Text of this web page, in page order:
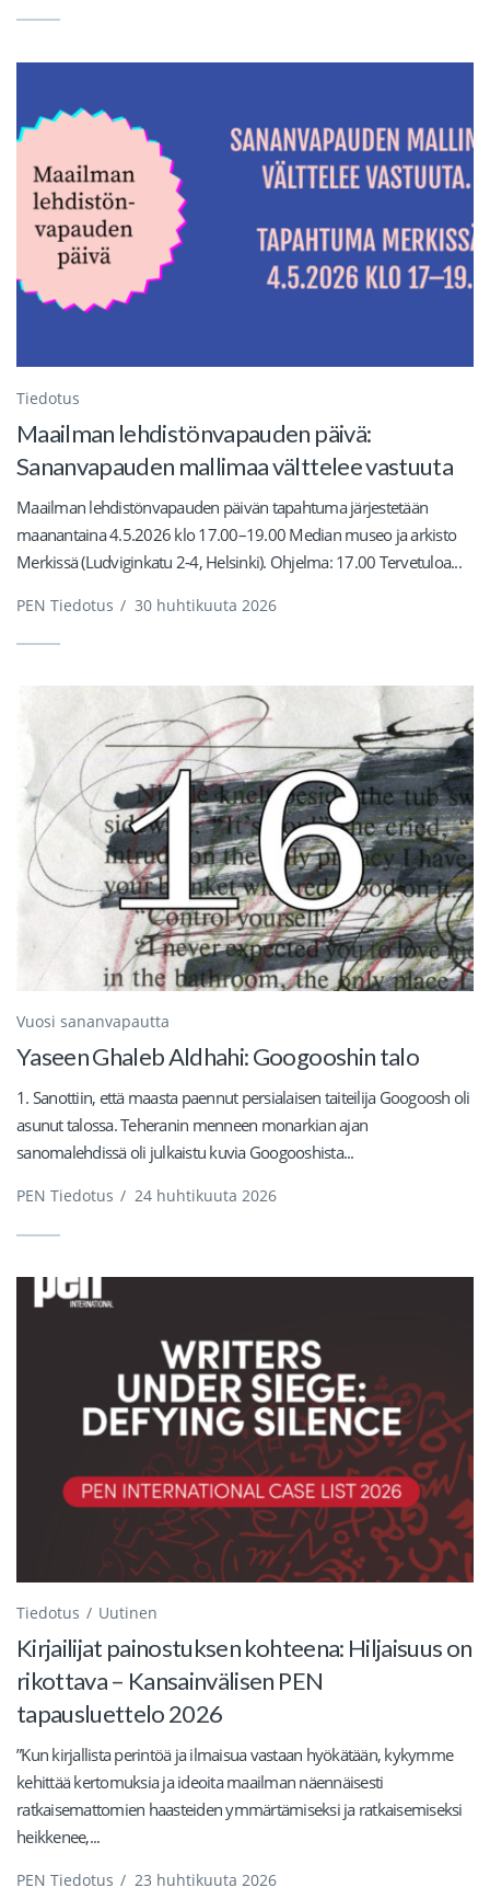
Tiedotus
Maailman lehdistönvapauden päivä:
Sananvapauden mallimaa välttelee vastuuta
Maailman lehdistönvapauden päivän tapahtuma järjestetään
maanantaina 4.5.2026 klo 17.00–19.00 Median museo ja arkisto
Merkissä (Ludviginkatu 2-4, Helsinki). Ohjelma: 17.00 Tervetuloa...
PEN Tiedotus / 30 huhtikuuta 2026
Vuosi sananvapautta
Yaseen Ghaleb Aldhahi: Googooshin talo
1. Sanottiin, että maasta paennut persialaisen taiteilija Googoosh oli
asunut talossa. Teheranin menneen monarkian ajan
sanomalehdissä oli julkaistu kuvia Googooshista...
PEN Tiedotus / 24 huhtikuuta 2026
Tiedotus Uutinen
Kirjailijat painostuksen kohteena: Hiljaisuus on
rikottava – Kansainvälisen PEN
tapausluettelo 2026
”Kun kirjallista perintöä ja ilmaisua vastaan ​​hyökätään, kykymme
kehittää kertomuksia ja ideoita maailman näennäisesti
ratkaisemattomien haasteiden ymmärtämiseksi ja ratkaisemiseksi
heikkenee,...
PEN Tiedotus / 23 huhtikuuta 2026